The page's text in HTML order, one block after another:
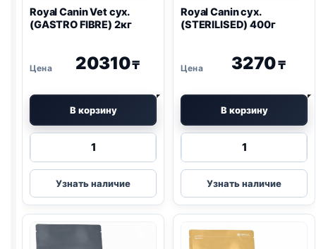
Royal Canin Vet сух.
(GASTROFIBRE) 2кг
20310₸
В корзину
Количество
Royal
Canin
Vet
сух.
GASTRO
Узнать наличие
Royal Canin сух.
(STERILISED) 400г
3270₸
В корзину
Количество
Royal
Canin
сух.
400г
Узнать наличие